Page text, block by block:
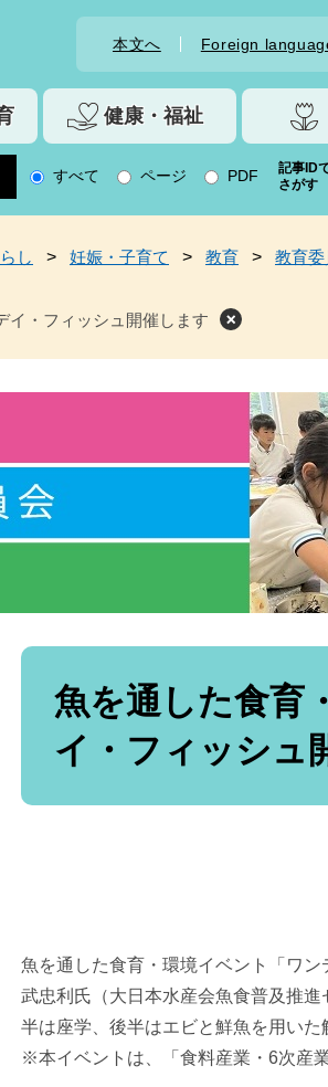
本文へ Foreign
健康・福祉
すべて ページ PDF
記事ID
さがす
し > 妊娠・子育て > 教育 > 教育委
・フィッシュ開催します
本
魚を通した食
イ・フィッシュ
魚を通した食育・環境イベント「ワ
武忠利氏（大日本水産会魚食普及推
半は座学、後半はエビと鮮魚を用いた
※本イベントは、「食料産業・6次産